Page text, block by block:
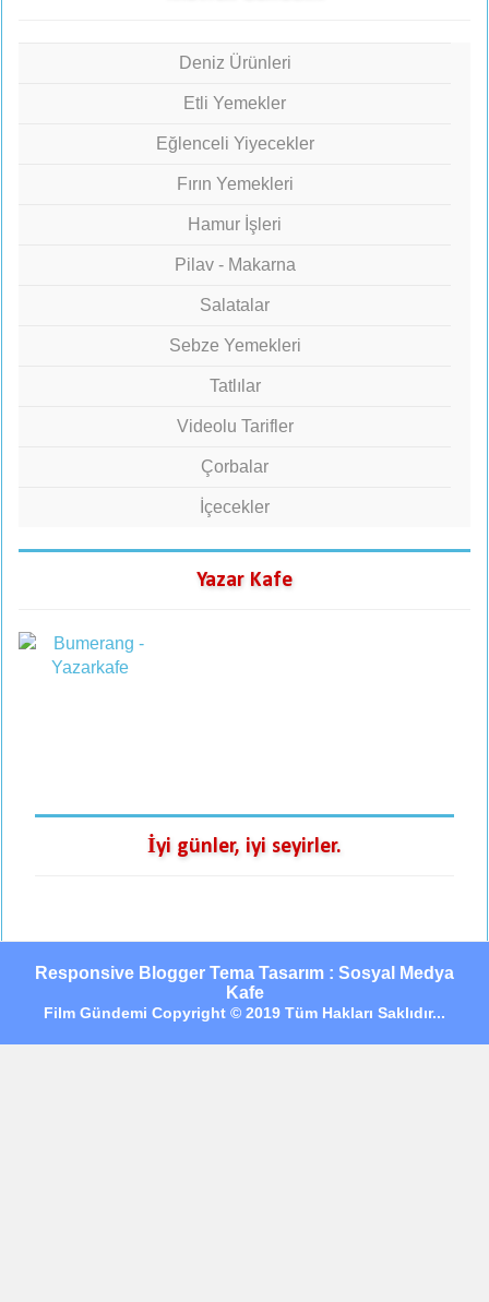
Deniz Ürünleri
Etli Yemekler
Eğlenceli Yiyecekler
Fırın Yemekleri
Hamur İşleri
Pilav - Makarna
Salatalar
Sebze Yemekleri
Tatlılar
Videolu Tarifler
Çorbalar
İçecekler
Yazar Kafe
İyi günler, iyi seyirler.
Responsive Blogger Tema Tasarım : Sosyal Medya
Kafe
Film Gündemi Copyright © 2019 Tüm Hakları Saklıdır...